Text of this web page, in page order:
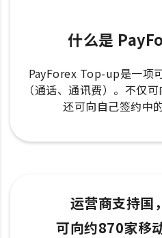
什么是
PayForex Top-up是一项
（通话、通讯费）。不仅
还可向自己签约中
运营商支持国
可向约870家移